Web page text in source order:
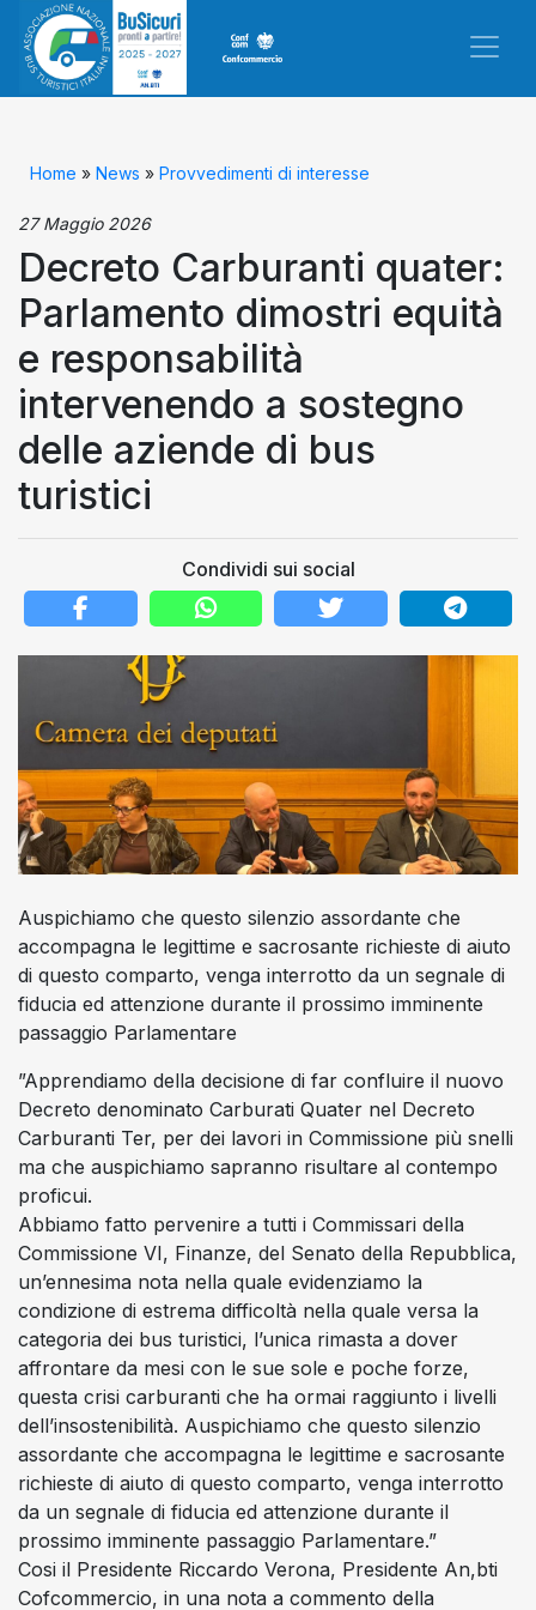
Home » News » Provvedimenti di interesse
27 Maggio 2026
Decreto Carburanti quater:
Parlamento dimostri equità
e responsabilità
intervenendo a sostegno
delle aziende di bus
turistici
Condividi sui social
Auspichiamo che questo silenzio assordante che
accompagna le legittime e sacrosante richieste di aiuto
di questo comparto, venga interrotto da un segnale di
fiducia ed attenzione durante il prossimo imminente
passaggio Parlamentare
”Apprendiamo della decisione di far confluire il nuovo
Decreto denominato Carburati Quater nel Decreto
Carburanti Ter, per dei lavori in Commissione più snelli
ma che auspichiamo sapranno risultare al contempo
proficui.
Abbiamo fatto pervenire a tutti i Commissari della
Commissione VI, Finanze, del Senato della Repubblica,
un’ennesima nota nella quale evidenziamo la
condizione di estrema difficoltà nella quale versa la
categoria dei bus turistici, l’unica rimasta a dover
affrontare da mesi con le sue sole e poche forze,
questa crisi carburanti che ha ormai raggiunto i livelli
dell’insostenibilità. Auspichiamo che questo silenzio
assordante che accompagna le legittime e sacrosante
richieste di aiuto di questo comparto, venga interrotto
da un segnale di fiducia ed attenzione durante il
prossimo imminente passaggio Parlamentare.”
Cosi il Presidente Riccardo Verona, Presidente An,bti
Cofcommercio, in una nota a commento della